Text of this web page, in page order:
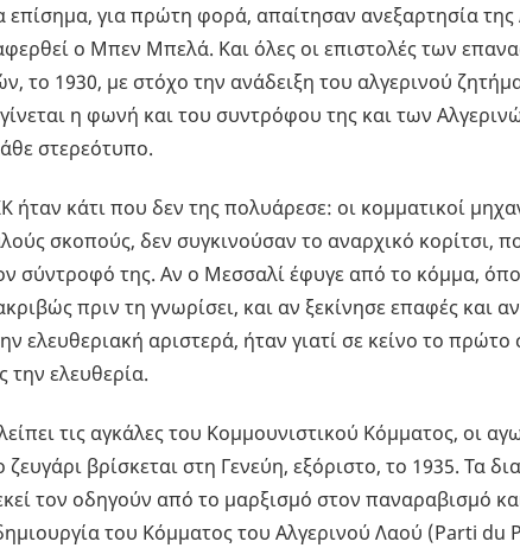
επίσημα, για πρώτη φορά, απαίτησαν ανεξαρτησία της
ο Μπεν Μπελά. Και όλες οι επιστολές των
το 1930, με στόχο την ανάδειξη του αλγερινού
η φωνή και του συντρόφου της και των
στερεότυπο.
ήταν κάτι που δεν της πολυάρεσε: οι κομματικοί
σκοπούς, δεν συγκινούσαν το αναρχικό κορίτσι,
σύντροφό της. Αν ο Μεσσαλί έφυγε από το κόμμα,
πριν τη γνωρίσει, και αν ξεκίνησε επαφές και
ελευθεριακή αριστερά, ήταν γιατί σε κείνο το πρώτο
την ελευθερία.
τις αγκάλες του Κομμουνιστικού Κόμματος, οι
βρίσκεται στη Γενεύη, εξόριστο, το 1935. Τα
τον οδηγούν από το μαρξισμό στον παναραβισμό
του Κόμματος του Αλγερινού Λαού (Parti du